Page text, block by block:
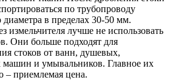
по трубопроводу
диаметра в пределах 30-50 мм.
измельчителя лучше не использовать
Они больше подходят для
стоков от ванн, душевых,
машин и умывальников. Главное их
– приемлемая цена.